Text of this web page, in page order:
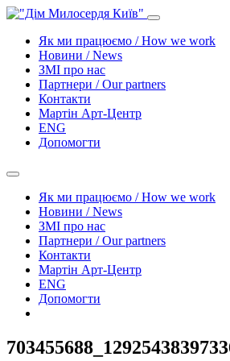
Як ми працюємо / How we work
Новини / News
ЗМІ про нас
Партнери / Our partners
Контакти
Mартін Арт-Центр
ENG
Допомогти
Як ми працюємо / How we work
Новини / News
ЗМІ про нас
Партнери / Our partners
Контакти
Mартін Арт-Центр
ENG
Допомогти